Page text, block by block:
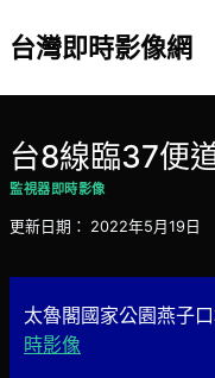
to台灣即時影像網
台8線臨37便
監視器即時影像
更新日期： 2022年5月19日
太魯閣國家公園燕子
時影像